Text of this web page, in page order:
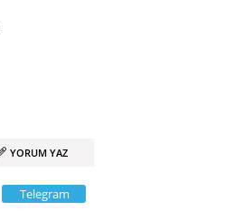
YORUM YAZ
Telegram